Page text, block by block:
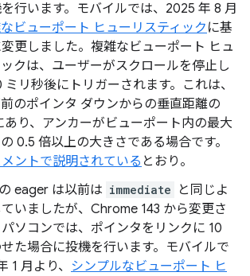
行います。モバイルでは、2025 年 8 月
ビューポート ヒューリスティック に基
更しました。複雑なビューポート ヒュ
クは、ユーザーがスクロールを停止し
リ秒後にトリガーされます。これは、
のポインタ ダウンからの垂直距離の
あり、アンカーがビューポート内の最大
0.5 倍以上の大きさである場合です。
ントで説明されている とおり。
eager は以前は immediate
と同じよ
いましたが、Chrome 143 から変更さ
ソコンでは、ポインタをリンクに 10
た場合に投機を行います。モバイルで
1 月より、 シンプルなビューポート ヒ